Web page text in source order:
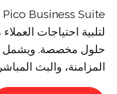
لتلبية احتياجات
حلول مخصصة. ويشمل
المزامنة، والبث